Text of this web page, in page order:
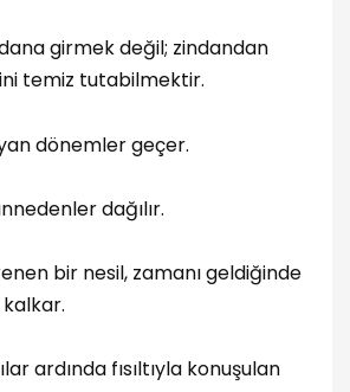
girmek değil; zindandan
temiz tutabilmektir.
dönemler geçer.
dağılır.
bir nesil, zamanı geldiğinde
ardında fısıltıyla konuşulan